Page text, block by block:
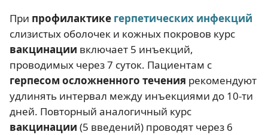
При профилактике герпетических инфекций
слизистых оболочек и кожных покровов курс
вакцинации включает 5 инъекций,
проводимых через 7 суток. Пациентам с
герпесом осложненного течения рекомендуют
удлинять интервал между инъекциями до 10-ти
дней. Повторный аналогичный курс
вакцинации (5 введений) проводят через 6